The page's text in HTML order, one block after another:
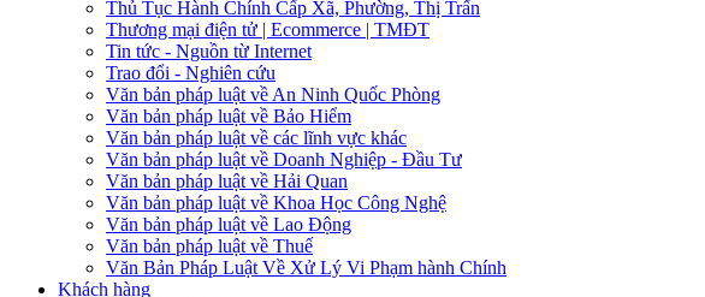
Thủ Tục Hành Chính Cấp Xã, Phường, Thị Trấn
Thương mại điện tử | Ecommerce | TMĐT
Tin tức - Nguồn từ Internet
Trao đổi - Nghiên cứu
Văn bản pháp luật về An Ninh Quốc Phòng
Văn bản pháp luật về Bảo Hiểm
Văn bản pháp luật về các lĩnh vực khác
Văn bản pháp luật về Doanh Nghiệp - Đầu Tư
Văn bản pháp luật về Hải Quan
Văn bản pháp luật về Khoa Học Công Nghệ
Văn bản pháp luật về Lao Động
Văn bản pháp luật về Thuế
Văn Bản Pháp Luật Về Xử Lý Vi Phạm hành Chính
Khách hàng